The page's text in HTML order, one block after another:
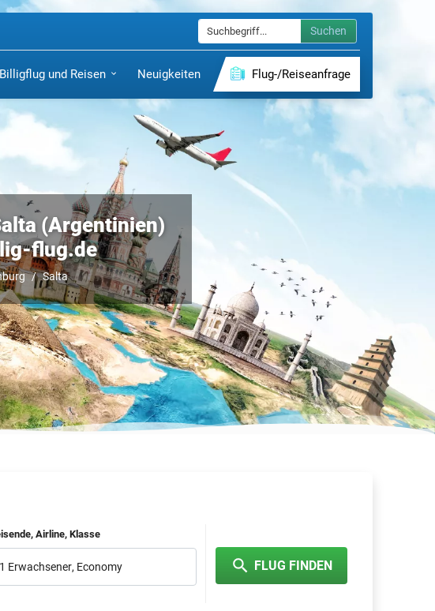
Suchen
Billigflug und Reisen Neuigkeiten Flug-/Reiseanfrage
(Argentinien)
flug.de
Salta
Airline, Klasse
1 Erwachsener, Economy FLUG FINDEN